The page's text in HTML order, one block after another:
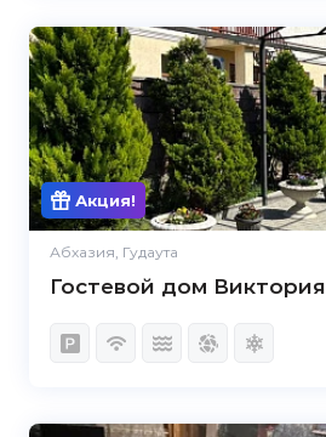
Акция!
Абхазия, Гудаута
Гостевой дом Виктория